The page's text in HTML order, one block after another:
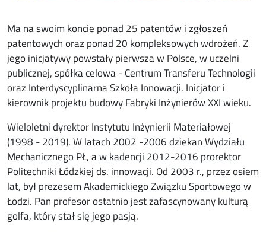
Ma na swoim koncie ponad 25 patentów i zgłoszeń
patentowych oraz ponad 20 kompleksowych wdrożeń. Z
jego inicjatywy powstały pierwsza w Polsce, w uczelni
publicznej, spółka celowa - Centrum Transferu Technologii
oraz Interdyscyplinarna Szkoła Innowacji. Inicjator i
kierownik projektu budowy Fabryki Inżynierów XXI wieku.
Wieloletni dyrektor Instytutu Inżynierii Materiałowej
(1998 - 2019). W latach 2002 -2006 dziekan Wydziału
Mechanicznego PŁ, a w kadencji 2012-2016 prorektor
Politechniki Łódzkiej ds. innowacji. Od 2003 r., przez osiem
lat, był prezesem Akademickiego Związku Sportowego w
Łodzi. Pan profesor ostatnio jest zafascynowany kulturą
golfa, który stał się jego pasją.